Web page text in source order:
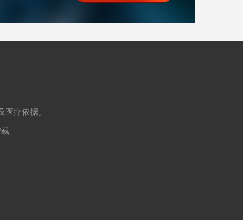
疗依据。